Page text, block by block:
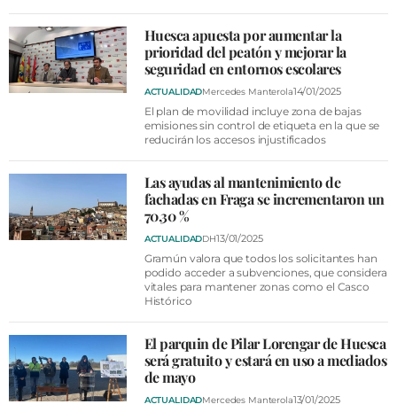
CLUB DEL AMIGO MILITANTE
INICIAR SESIÓN
Huesca apuesta por aumentar la
prioridad del peatón y mejorar la
seguridad en entornos escolares
ACTUALIDADMercedes Manterola14/01/2025
El plan de movilidad incluye zona de bajas
emisiones sin control de etiqueta en la que se
reducirán los accesos injustificados
Las ayudas al mantenimiento de
fachadas en Fraga se incrementaron un
70,30 %
ACTUALIDADDH13/01/2025
Gramún valora que todos los solicitantes han
podido acceder a subvenciones, que considera
vitales para mantener zonas como el Casco
Histórico
El parquin de Pilar Lorengar de Huesca
será gratuito y estará en uso a mediados
de mayo
ACTUALIDADMercedes Manterola13/01/2025